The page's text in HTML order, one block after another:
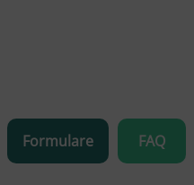
Formulare FAQ